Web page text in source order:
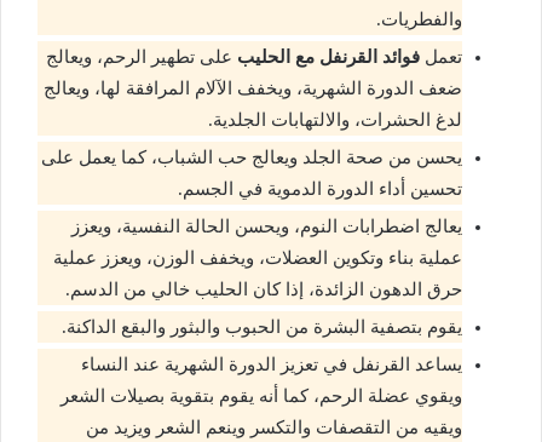
والفطريات.
تعمل فوائد القرنفل مع الحليب على تطهير الرحم، ويعالج
ضعف الدورة الشهرية، ويخفف الآلام المرافقة لها، ويعالج
لدغ الحشرات، والالتهابات الجلدية.
يحسن من صحة الجلد ويعالج حب الشباب، كما يعمل على
تحسين أداء الدورة الدموية في الجسم.
يعالج اضطرابات النوم، ويحسن الحالة النفسية، ويعزز
عملية بناء وتكوين العضلات، ويخفف الوزن، ويعزز عملية
حرق الدهون الزائدة، إذا كان الحليب خالي من الدسم.
يقوم بتصفية البشرة من الحبوب والبثور والبقع الداكنة.
يساعد القرنفل في تعزيز الدورة الشهرية عند النساء
ويقوي عضلة الرحم، كما أنه يقوم بتقوية بصيلات الشعر
ويقيه من التقصفات والتكسر وينعم الشعر ويزيد من